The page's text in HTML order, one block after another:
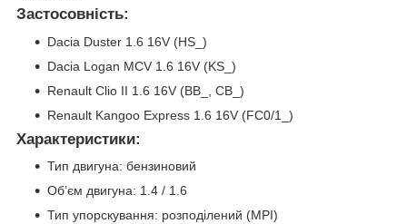
Застосовність:
Dacia Duster 1.6 16V (HS_)
Dacia Logan MCV 1.6 16V (KS_)
Renault Clio II 1.6 16V (BB_, CB_)
Renault Kangoo Express 1.6 16V (FC0/1_)
Характеристики:
Тип двигуна: бензиновий
Об’єм двигуна: 1.4 / 1.6
Тип упорскування: розподілений (MPI)